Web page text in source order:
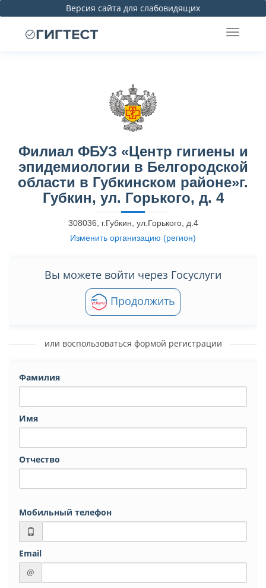
Версия сайта для слабовидящих
Филиал ФБУЗ «Центр гигиены и
эпидемиологии в Белгородской
области в Губкинском районе»г.
Губкин, ул. Горького, д. 4
308036, г.Губкин, ул.Горького, д.4
Изменить организацию (регион)
Вы можете войти через Госуслуги
Продолжить
или воспользоваться формой регистрации
Фамилия
Имя
Отчество
Мобильный телефон
Email
@